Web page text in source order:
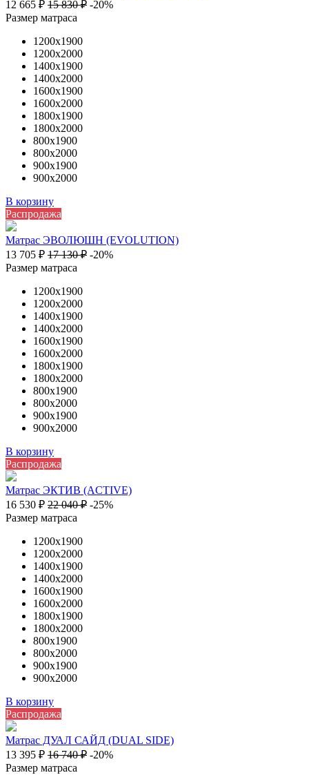
12 665 ₽ 15 830₽ -20%
Размер матраса
1200х1900
1200х2000
1400х1900
1400х2000
1600х1900
1600х2000
1800х1900
1800х2000
800х1900
800х2000
900х1900
900х2000
В корзину
Распродажа
Матрас ЭВОЛЮШН (EVOLUTION)
13 705 ₽ 17 130₽ -20%
Размер матраса
1200х1900
1200х2000
1400х1900
1400х2000
1600х1900
1600х2000
1800х1900
1800х2000
800х1900
800х2000
900х1900
900х2000
В корзину
Распродажа
Матрас ЭКТИВ (ACTIVE)
16 530 ₽ 22 040₽ -25%
Размер матраса
1200х1900
1200х2000
1400х1900
1400х2000
1600х1900
1600х2000
1800х1900
1800х2000
800х1900
800х2000
900х1900
900х2000
В корзину
Распродажа
Матрас ДУАЛ САЙД (DUAL SIDE)
13 395 ₽ 16 740₽ -20%
Размер матраса